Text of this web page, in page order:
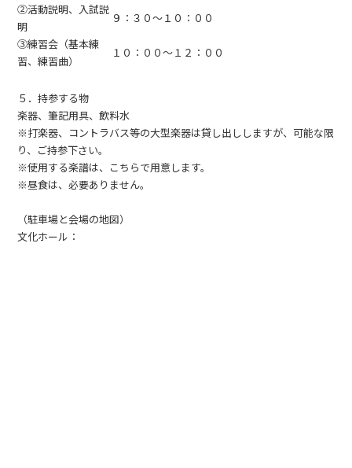
②活動説明、入試説
明
９：３０～１０：００
③練習会（基本練
習、練習曲）
１０：００～１２：００
５．持参する物
楽器、筆記用具、飲料水
※打楽器、コントラバス等の大型楽器は貸し出ししますが、可能な限
り、ご持参下さい。
※使用する楽譜は、こちらで用意します。
※昼食は、必要ありません。
（駐車場と会場の地図）
文化ホール：